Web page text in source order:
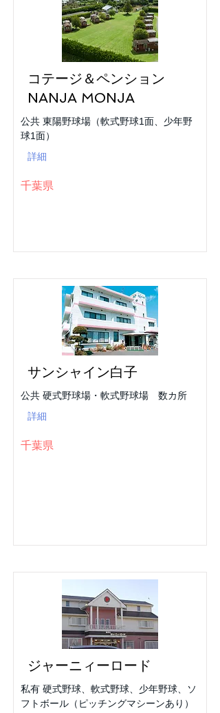
コテージ＆ペンション
NANJA MONJA
公共 東陽野球場（軟式野球1面、少年野
球1面）
詳細
千葉県
サンシャイン白子
公共 硬式野球場・軟式野球場 数カ所
詳細
千葉県
ジャーニィーロード
私有 硬式野球、軟式野球、少年野球、ソ
フトボール（ピッチングマシーンあり）